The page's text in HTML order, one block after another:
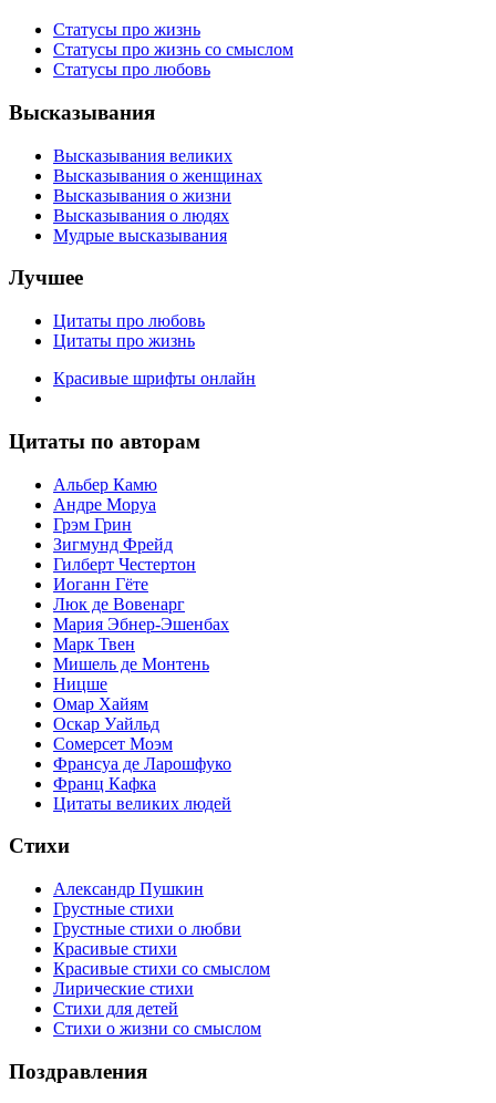
Статусы про жизнь
Статусы про жизнь со смыслом
Статусы про любовь
Высказывания
Высказывания великих
Высказывания о женщинах
Высказывания о жизни
Высказывания о людях
Мудрые высказывания
Лучшее
Цитаты про любовь
Цитаты про жизнь
Красивые шрифты онлайн
Цитаты по авторам
Альбер Камю
Андре Моруа
Грэм Грин
Зигмунд Фрейд
Гилберт Честертон
Иоганн Гёте
Люк де Вовенарг
Мария Эбнер-Эшенбах
Марк Твен
Мишель де Монтень
Ницше
Омар Хайям
Оскар Уайльд
Сомерсет Моэм
Франсуa де Ларошфуко
Франц Кафка
Цитаты великих людей
Стихи
Александр Пушкин
Грустные стихи
Грустные стихи о любви
Красивые стихи
Красивые стихи со смыслом
Лирические стихи
Стихи для детей
Стихи о жизни со смыслом
Поздравления